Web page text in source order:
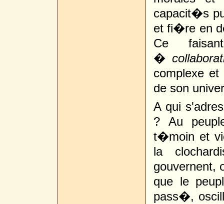
capacit�s
et fi�re en
Ce
�
complexe
de son
A qui
? Au
t�moin et
la
gouvernent,
que le
pass�,